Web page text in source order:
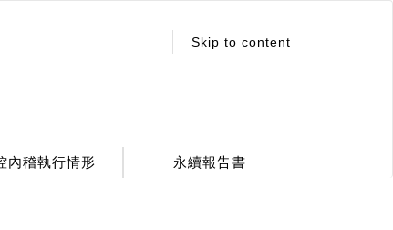
Skip to content
內稽執行情形 永續報告書